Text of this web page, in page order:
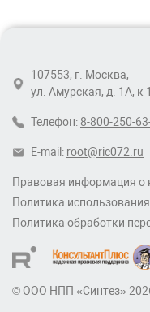
Правовая информация о
Политика
Политика обработки
© ООО НПП «Синтез»
107553, г. Москва,
ул. Амурская, д. 1А, к
Телефон: 8-800-250-
E-mail: root@ric072.ru